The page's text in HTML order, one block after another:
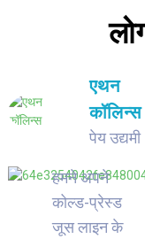
एथन
कॉलिन्स
पेय उद्यमी
हमने अपने
कोल्ड-प्रेस्ड
जूस लाइन के